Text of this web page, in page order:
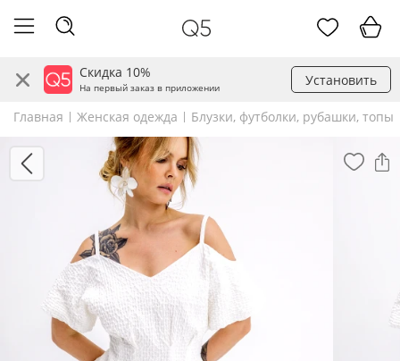
Скидка 10%
На первый заказ в приложении Установить
Главная Женская одежда Блузки, футболки, рубашки, топы